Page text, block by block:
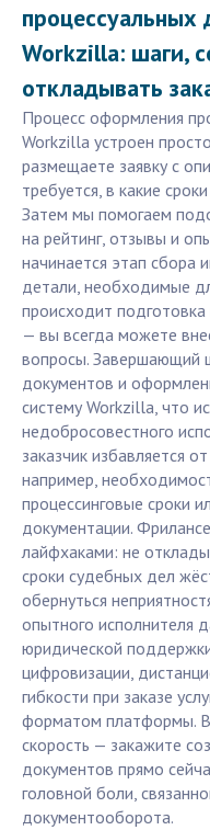
процессуальных
Workzilla: шаги,
откладывать
Процесс оформления
Workzilla устроен
размещаете заявку с
требуется, в какие
Затем мы помогаем
на рейтинг, отзывы и
начинается этап сбора
детали, необходимые
происходит подготовка
— вы всегда можете
вопросы. Завершающий
документов и
систему Workzilla, что
недобросовестного
заказчик избавляется
например,
процессинговые сроки
документации.
лайфхаками: не
сроки судебных дел
обернуться
опытного исполнителя
юридической
цифровизации,
гибкости при заказе
форматом платформы.
скорость — закажите
документов прямо
головной боли,
документооборота.